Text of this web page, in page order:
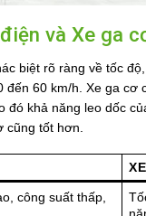
và Xe ga
biệt rõ ràng về tốc
60 km/h. Xe ga
khả năng leo dốc
cũng tốt hơn.
công suất thấp,